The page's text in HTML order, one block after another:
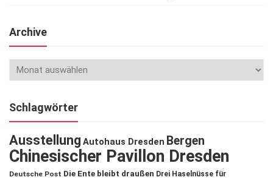
Archive
Schlagwörter
Ausstellung Autohaus Dresden Bergen
Chinesischer Pavillon Dresden
Deutsche Post Die Ente bleibt draußen Drei Haselnüsse für